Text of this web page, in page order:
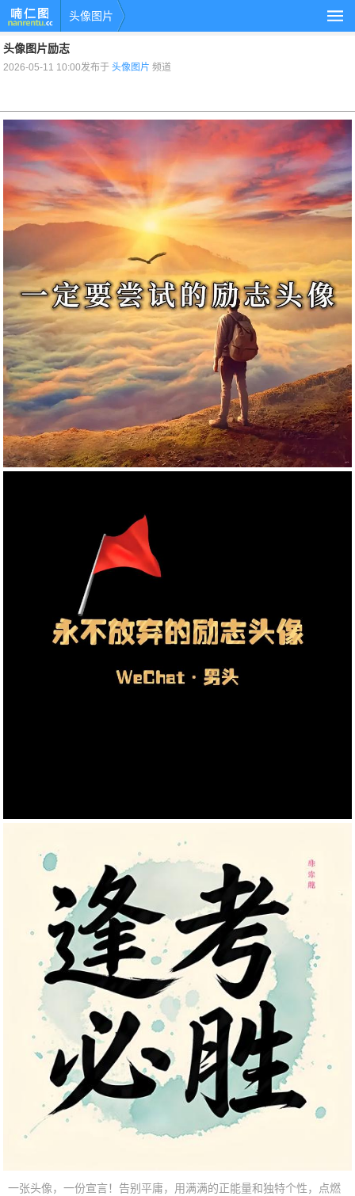
头像图片
头像图片励志
2026-05-11 10:00发布于头像图片 频道
一张头像，一份宣言！告别平庸，用满满的正能量和独特个性，点燃